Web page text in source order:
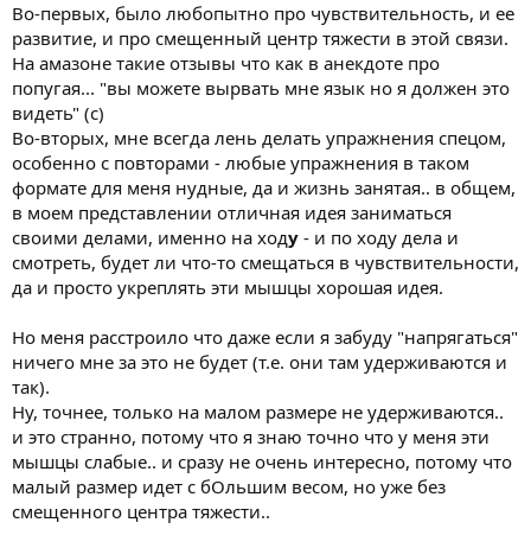
Во-первых, было любопытно про чувствительность, и ее
развитие, и про смещенный центр тяжести в этой связи.
На амазоне такие отзывы что как в анекдоте про
попугая... "вы можете вырвать мне язык но я должен это
видеть" (с)
Во-вторых, мне всегда лень делать упражнения спецом,
особенно с повторами - любые упражнения в таком
формате для меня нудные, да и жизнь занятая.. в общем,
в моем представлении отличная идея заниматься
своими делами, именно на ходу - и по ходу дела и
смотреть, будет ли что-то смещаться в чувствительности,
да и просто укреплять эти мышцы хорошая идея.
Но меня расстроило что даже если я забуду "напрягаться"
ничего мне за это не будет (т.е. они там удерживаются и
так).
Ну, точнее, только на малом размере не удерживаются..
и это странно, потому что я знаю точно что у меня эти
мышцы слабые.. и сразу не очень интересно, потому что
малый размер идет с бОльшим весом, но уже без
смещенного центра тяжести..